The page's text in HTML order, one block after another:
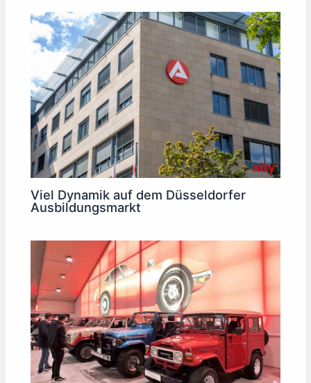
Viel Dynamik auf dem Düsseldorfer
Ausbildungsmarkt